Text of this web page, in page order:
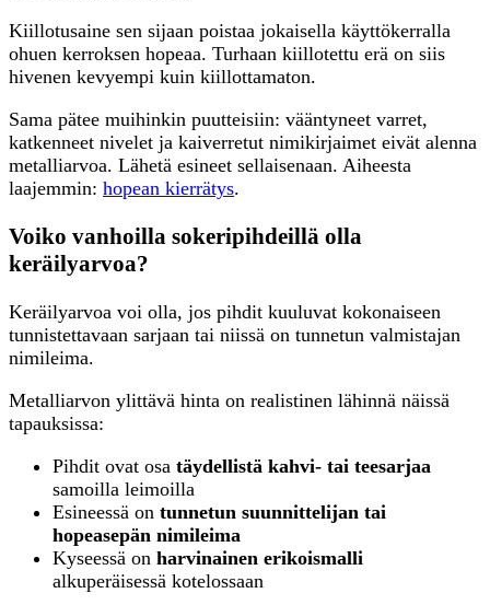
Kiillotusaine sen sijaan poistaa jokaisella käyttökerralla
ohuen kerroksen hopeaa. Turhaan kiillotettu erä on siis
hivenen kevyempi kuin kiillottamaton.
Sama pätee muihinkin puutteisiin: vääntyneet varret,
katkenneet nivelet ja kaiverretut nimikirjaimet eivät alenna
metalliarvoa. Lähetä esineet sellaisenaan. Aiheesta
laajemmin: hopean kierrätys.
Voiko vanhoilla sokeripihdeillä olla
keräilyarvoa?
Keräilyarvoa voi olla, jos pihdit kuuluvat kokonaiseen
tunnistettavaan sarjaan tai niissä on tunnetun valmistajan
nimileima.
Metalliarvon ylittävä hinta on realistinen lähinnä näissä
tapauksissa:
Pihdit ovat osa täydellistä kahvi- tai teesarjaa
samoilla leimoilla
Esineessä on tunnetun suunnittelijan tai
hopeasepän nimileima
Kyseessä on harvinainen erikoismalli
alkuperäisessä kotelossaan